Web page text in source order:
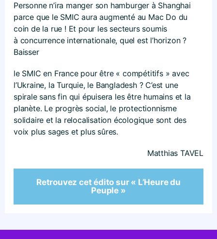
Personne n’ira manger son hamburger à Shanghai
parce que le SMIC aura augmenté au Mac Do du
coin de la rue ! Et pour les secteurs soumis
à concurrence internationale, quel est l’horizon ?
Baisser
le SMIC en France pour être « compétitifs » avec
l’Ukraine, la Turquie, le Bangladesh ? C’est une
spirale sans fin qui épuisera les être humains et la
planète. Le progrès social, le protectionnisme
solidaire et la relocalisation écologique sont des
voix plus sages et plus sûres.
Matthias TAVEL
Retrouvez cet édito sur « L’Heure du
Peuple »